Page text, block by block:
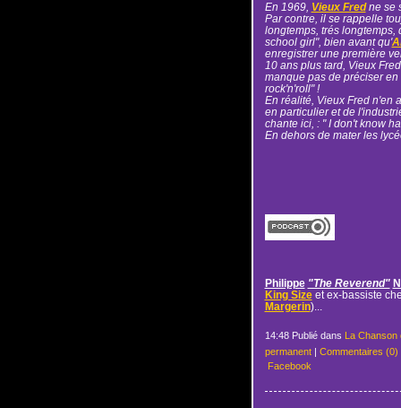
En 1969, Vieux Fred ne se
Par contre, il se rappelle
longtemps, trés longtemps,
school girl", bien avant qu'
enregistrer une première
10 ans plus tard, Vieux
manque pas de préciser
rock'n'roll" !
En réalité, Vieux Fred n'en
en particulier et de
chante ici, : " I don't know
En dehors de mater les
Philippe "The Reverend"
King Sizeet ex-bassiste
Margerin)...
14:48 Publié dans La Chanson
permanent| Commentaires (0)
Facebook